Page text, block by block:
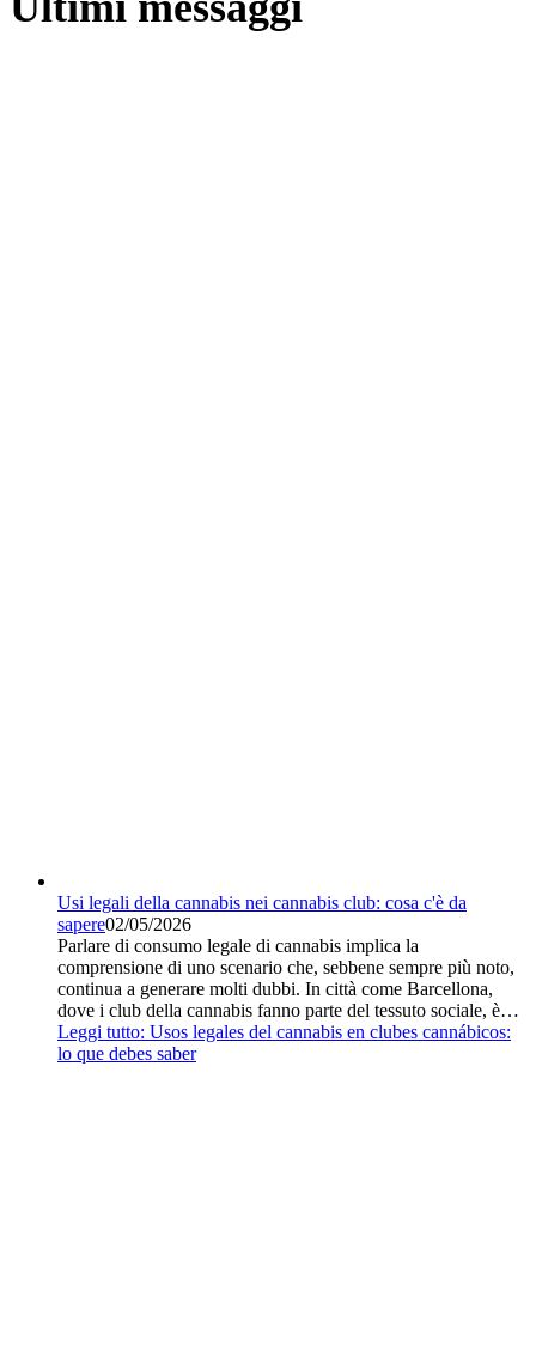
Usi legali della cannabis nei cannabis club: cosa c'è da
sapere02/05/2026
Parlare di consumo legale di cannabis implica la
comprensione di uno scenario che, sebbene sempre più noto,
continua a generare molti dubbi. In città come Barcellona,
dove i club della cannabis fanno parte del tessuto sociale, è…
Leggi tutto: Usos legales del cannabis en clubes cannábicos:
lo que debes saber